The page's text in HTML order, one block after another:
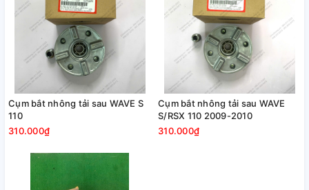
Cụm bắt nhông tải sau WAVE S
110
310.000₫
Cụm bắt nhông tải sau WAVE
S/RSX 110 2009-2010
310.000₫